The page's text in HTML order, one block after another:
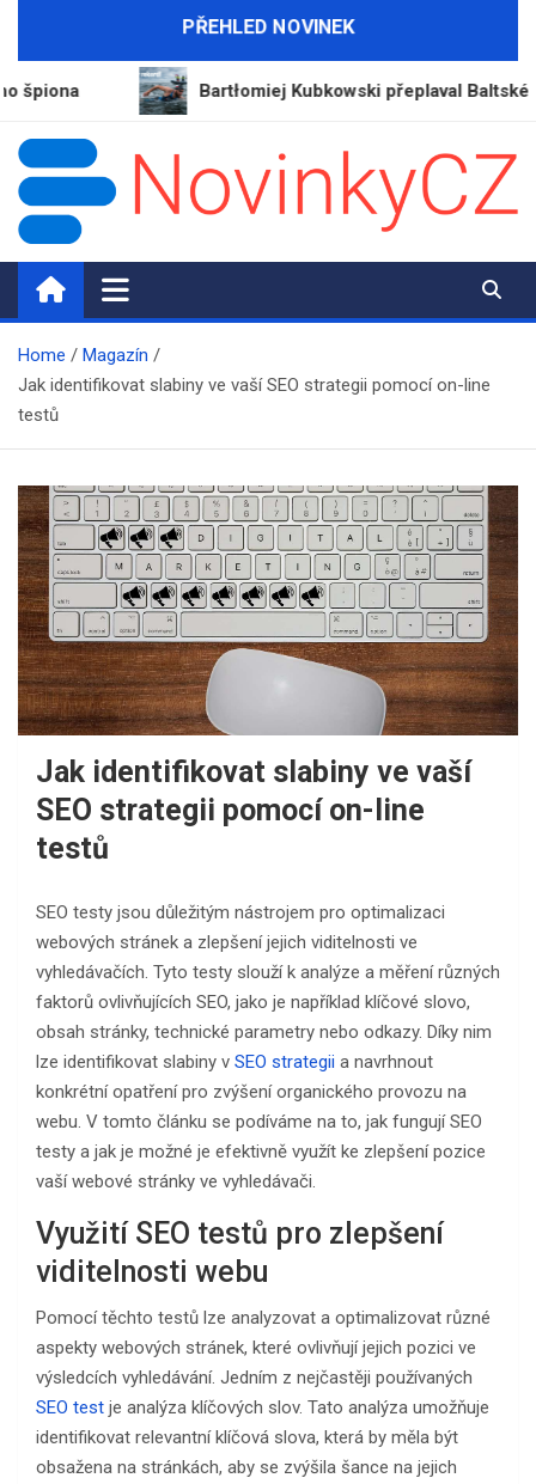
PŘEHLED NOVINEK
Bartłomiej Kubkowski přeplaval Baltské moře a
NovinkyCZ.cz
Magazín novinek a informací
Home
Magazín
Jak identifikovat slabiny ve vaší SEO strategii pomocí on-line
testů
Jak identifikovat slabiny ve vaší
SEO strategii pomocí on-line
testů
SEO testy jsou důležitým nástrojem pro optimalizaci
webových stránek a zlepšení jejich viditelnosti ve
vyhledávačích. Tyto testy slouží k analýze a měření různých
faktorů ovlivňujících SEO, jako je například klíčové slovo,
obsah stránky, technické parametry nebo odkazy. Díky nim
lze identifikovat slabiny v SEO strategii a navrhnout
konkrétní opatření pro zvýšení organického provozu na
webu. V tomto článku se podíváme na to, jak fungují SEO
testy a jak je možné je efektivně využít ke zlepšení pozice
vaší webové stránky ve vyhledávači.
Využití SEO testů pro zlepšení
viditelnosti webu
Pomocí těchto testů lze analyzovat a optimalizovat různé
aspekty webových stránek, které ovlivňují jejich pozici ve
výsledcích vyhledávání. Jedním z nejčastěji používaných
SEO test je analýza klíčových slov. Tato analýza umožňuje
identifikovat relevantní klíčová slova, která by měla být
obsažena na stránkách, aby se zvýšila šance na jejich